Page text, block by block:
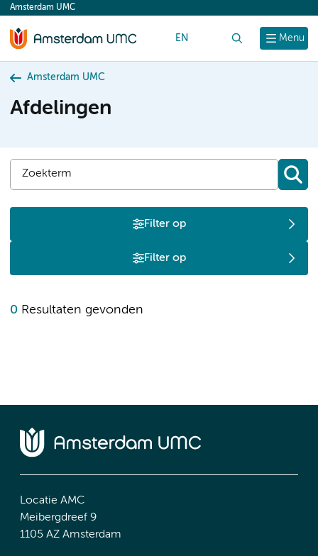
content
Menu
Amsterdam UMC
EN
Amsterdam UMC
Afdelingen
Filter op
Filter op
0 Resultaten gevonden
Locatie AMC
Meibergdreef 9
1105 AZ Amsterdam